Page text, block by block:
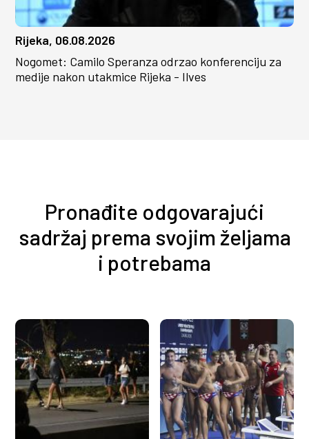
Rijeka, 06.08.2026
Nogomet: Camilo Speranza odrzao konferenciju za
medije nakon utakmice Rijeka - Ilves
Pronađite odgovarajući
sadržaj prema svojim željama
i potrebama